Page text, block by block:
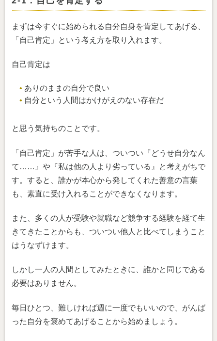
まずは今すぐに始められる自分自身を肯定してあげる、
「自己肯定」という考え方を取り入れます。
自己肯定は
ありのままの自分で良い
自分という人間はかけがえのない存在だ
と思う気持ちのことです。
「自己肯定」が苦手な人は、ついつい『どうせ自分なん
て……』や『私は他の人より劣っている』と考えがちで
す。すると、誰かが本心から発してくれた善意の言葉
も、素直に受け入れることができなくなります。
また、多くの人が受験や就職など競争する経験を経て生
きてきたことからも、ついつい他人と比べてしまうこと
はうなずけます。
しかし一人の人間としてみたときに、誰かと同じである
必要はありません。
毎日ひとつ、難しければ週に一度でもいいので、がんば
った自分を褒めてあげることから始めましょう。